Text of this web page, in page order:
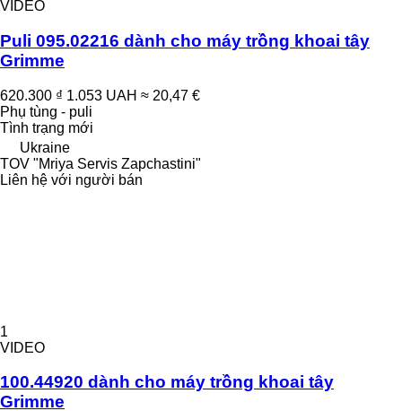
VIDEO
Puli 095.02216 dành cho máy trồng khoai tây
Grimme
620.300 ₫ 1.053 UAH ≈ 20,47 €
Phụ tùng - puli
Tình trạng mới
Ukraine
TOV "Mriya Servis Zapchastini"
Liên hệ với người bán
1
VIDEO
100.44920 dành cho máy trồng khoai tây
Grimme